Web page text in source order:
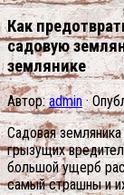
Как
садовую
землянике
Автор:admin ·
Садовая
грызущих
большой ущерб
самый страшны и